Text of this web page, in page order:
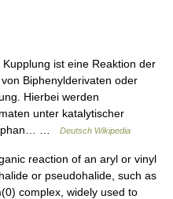
ist eine Reaktion der
Biphenylderivaten oder
Hierbei werden
unter katalytischer
…
Deutsch Wikipedia
reaction of an aryl or vinyl
or pseudohalide, such as
complex, widely used to